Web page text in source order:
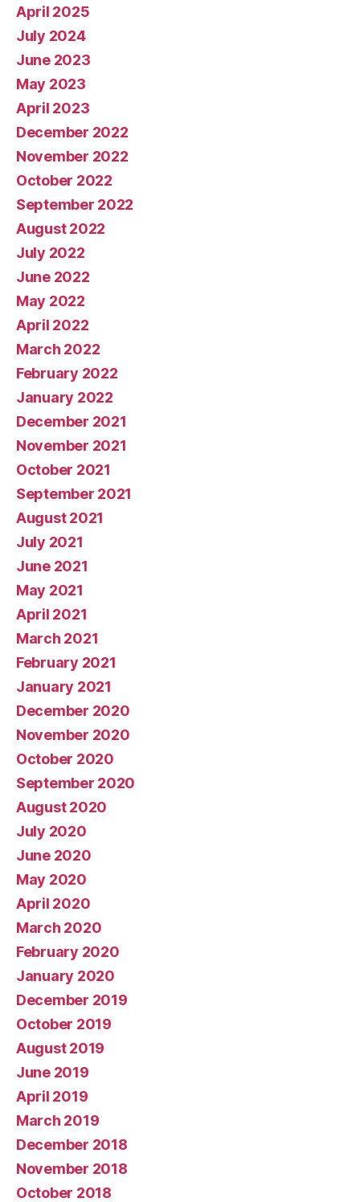
April 2025
July 2024
June 2023
May 2023
April 2023
December 2022
November 2022
October 2022
September 2022
August 2022
July 2022
June 2022
May 2022
April 2022
March 2022
February 2022
January 2022
December 2021
November 2021
October 2021
September 2021
August 2021
July 2021
June 2021
May 2021
April 2021
March 2021
February 2021
January 2021
December 2020
November 2020
October 2020
September 2020
August 2020
July 2020
June 2020
May 2020
April 2020
March 2020
February 2020
January 2020
December 2019
October 2019
August 2019
June 2019
April 2019
March 2019
December 2018
November 2018
October 2018